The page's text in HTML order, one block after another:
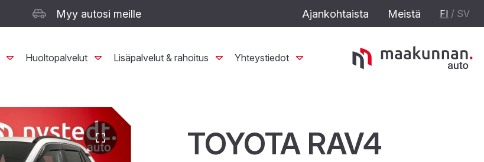
Myy autosi meille Ajankohtaista Meistä FI / SV
Huoltopalvelut Lisäpalvelut & rahoitus Yhteystiedot
TOYOTA RAV4